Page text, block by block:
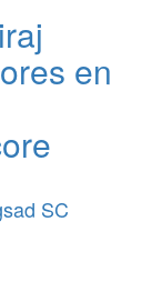
en
SC